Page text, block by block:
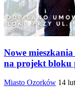
Nowe
na projekt bloku
Miasto Ozorków 14